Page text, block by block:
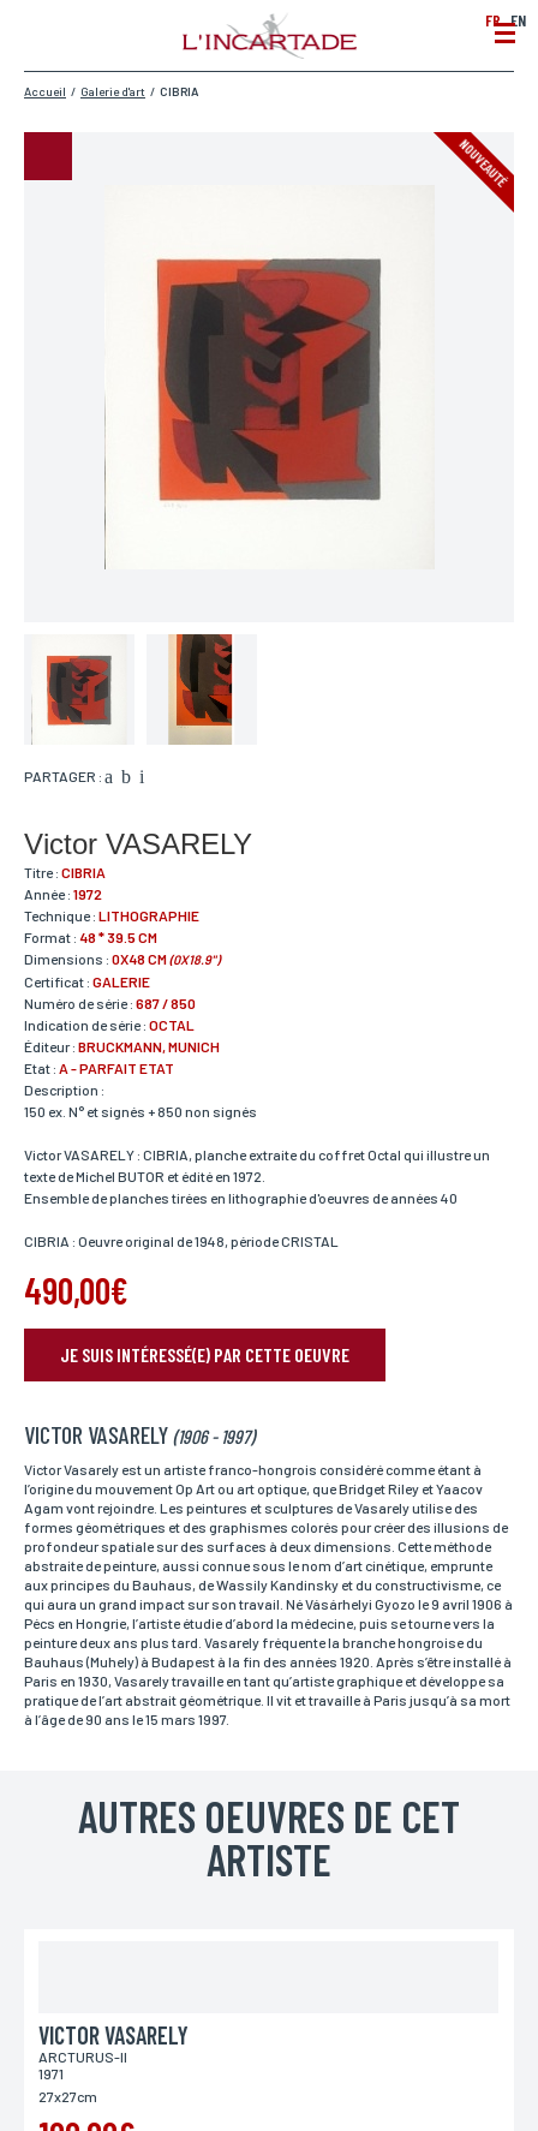
FR EN
Accueil / Galerie d'art / CIBRIA
NOUVEAUTÉ
PARTAGER :
Victor VASARELY
Titre : CIBRIA
Année : 1972
Technique : LITHOGRAPHIE
Format : 48 * 39.5 CM
Dimensions : 0X48 CM(0X18.9")
Certificat : GALERIE
Numéro de série : 687 / 850
Indication de série : OCTAL
Éditeur : BRUCKMANN, MUNICH
Etat : A - PARFAIT ETAT
Description :
150 ex. N° et signés + 850 non signés
Victor VASARELY : CIBRIA, planche extraite du coffret Octal qui illustre un
texte de Michel BUTOR et édité en 1972.
Ensemble de planches tirées en lithographie d'oeuvres de années 40
CIBRIA : Oeuvre original de 1948, période CRISTAL
490,00€
JE SUIS INTÉRESSÉ(E) PAR CETTE OEUVRE
RÉSERVER VOTRE OEUVRE
Nom*
vous pouvez nous laisser vos nom et prénom.
Prénom*
Si vous souhaitez recevoir une réponse personnalisée,
vous pouvez nous laisser vos nom et prénom.
Email*
Votre adresse mail sert uniquement à vous répondre.
Téléphone
Si vous préférez que l’on vous contacte par téléphone,
vous pouvez indiquer votre numéro.
Code postal
Si vous souhaitez recevoir une réponse personnalisée,
vous pouvez nous laisser votre code postal.
VICTOR VASARELY (1906 - 1997)
Victor Vasarely est un artiste franco-hongrois considéré comme étant à
l’origine du mouvement Op Art ou art optique, que Bridget Riley et Yaacov
Agam vont rejoindre. Les peintures et sculptures de Vasarely utilise des
formes géométriques et des graphismes colorés pour créer des illusions de
profondeur spatiale sur des surfaces à deux dimensions. Cette méthode
abstraite de peinture, aussi connue sous le nom d’art cinétique, emprunte
aux principes du Bauhaus, de Wassily Kandinsky et du constructivisme, ce
qui aura un grand impact sur son travail. Né Vásárhelyi Gyozo le 9 avril 1906 à
Pécs en Hongrie, l’artiste étudie d’abord la médecine, puis se tourne vers la
peinture deux ans plus tard. Vasarely fréquente la branche hongroise du
Bauhaus (Muhely) à Budapest à la fin des années 1920. Après s’être installé à
Paris en 1930, Vasarely travaille en tant qu’artiste graphique et développe sa
pratique de l’art abstrait géométrique. Il vit et travaille à Paris jusqu’à sa mort
à l’âge de 90 ans le 15 mars 1997.
AUTRES OEUVRES DE CET
ARTISTE
VICTOR VASARELY
ARCTURUS-II
1971
27x27cm